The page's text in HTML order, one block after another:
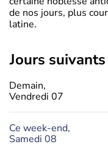
de nos jours, plus
latine.
jours suivants
Demain,
Vendredi 07
Ce week-end,
Samedi 08